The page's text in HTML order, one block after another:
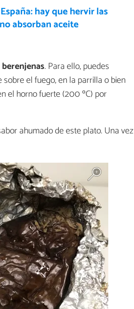
hay que hervir las
absorban aceite
. Para ello, puedes
el fuego, en la parrilla o bien
el horno fuerte (200 ºC) por
ahumado de este plato. Una vez